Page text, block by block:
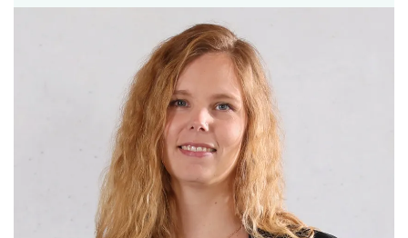
n
t
o
u
r
U
n
e
or
ld
of
B
e
n
ef
it
P